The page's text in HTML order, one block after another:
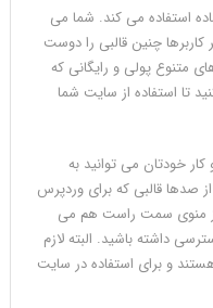
استفاده می کند. شما می
کاربرها چنین قالبی را دوست
متنوع پولی و رایگانی که
تا استفاده از سایت شما
خودتان می توانید به
صدها قالبی که برای وردپرس
از منوی سمت راست هم می
داشته باشید. البته لازم
و برای استفاده در سایت